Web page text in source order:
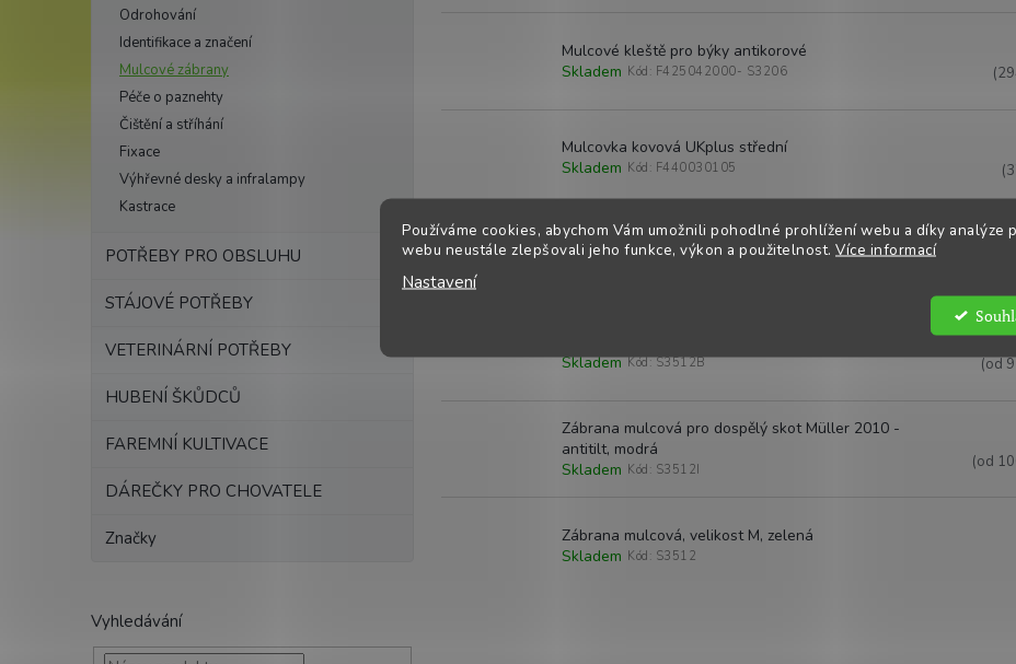
Používáme cookies, abychom Vám umožnili pohodlné prohlížení webu a díky analýze
webu neustále zlepšovali jeho funkce, výkon a použitelnost. Více informací
Nastavení
Odrohování
Identifikace a značení
Mulcové zábrany
Péče o paznehty
Čištění a stříhání
Fixace
Výhřevné desky a infralampy
Kastrace
POTŘEBY PRO OBSLUHU
STÁJOVÉ POTŘEBY
VETERINÁRNÍ POTŘEBY
HUBENÍ ŠKŮDCŮ
FAREMNÍ KULTIVACE
DÁREČKY PRO CHOVATELE
Značky
Vyhledávání
Mulcové kleště pro býky antikorové
Skladem Kód: F425042000- S3206
Mulcovka kovová UKplus střední
Skladem Kód: F440030105
RAN STICK SPRAY - 300 ml
Skladem
Skladem Kód:S3512B (od
Zábrana mulcová pro dospělý skot Müller 2010 -
antitilt, modrá
Skladem Kód: S3512I (od
Zábrana mulcová, velikost M, zelená
Skladem Kód: S3512